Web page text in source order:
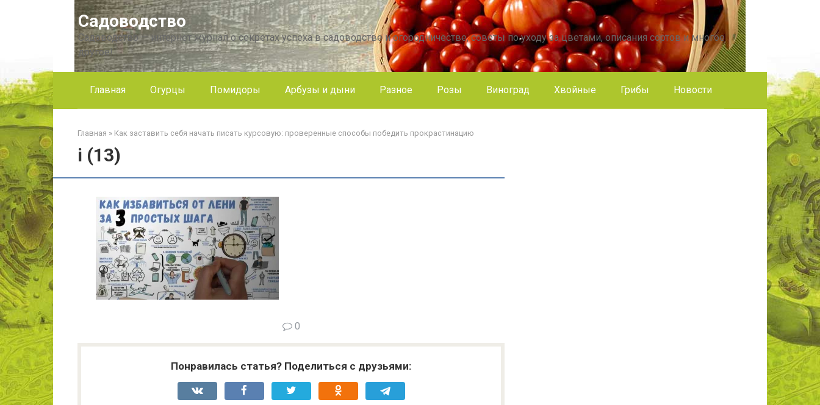
Садоводство
Садоводство — интернет журнал о секретах успеха в садоводстве и огородничестве, советы по уходу за цветами, описания сортов и многое
другое!
Главная Огурцы Помидоры Арбузы и дыни Разное Розы Виноград Хвойные Грибы Новости
Главная » Как заставить себя начать писать курсовую: проверенные способы победить прокрастинацию
i (13)
0
Понравилась статья? Поделиться с друзьями: